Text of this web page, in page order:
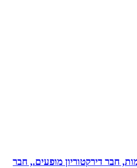
חבר דירקטוריון מופעים., חבר